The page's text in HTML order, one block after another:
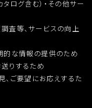
ログ含む）・その他サー
査等、サービスの向上
的な情報の提供のため
りするため
ご要望にお応えするた